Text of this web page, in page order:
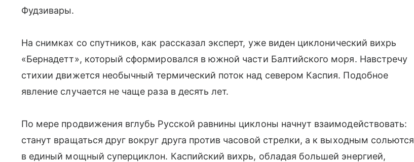
Фудзивары.
На снимках со спутников, как рассказал эксперт, уже виден циклонический вихрь
«Бернадетт», который сформировался в южной части Балтийского моря. Навстречу
стихии движется необычный термический поток над севером Каспия. Подобное
явление случается не чаще раза в десять лет.
По мере продвижения вглубь Русской равнины циклоны начнут взаимодействовать:
станут вращаться друг вокруг друга против часовой стрелки, а к выходным сольются
в единый мощный суперциклон. Каспийский вихрь, обладая большей энергией,